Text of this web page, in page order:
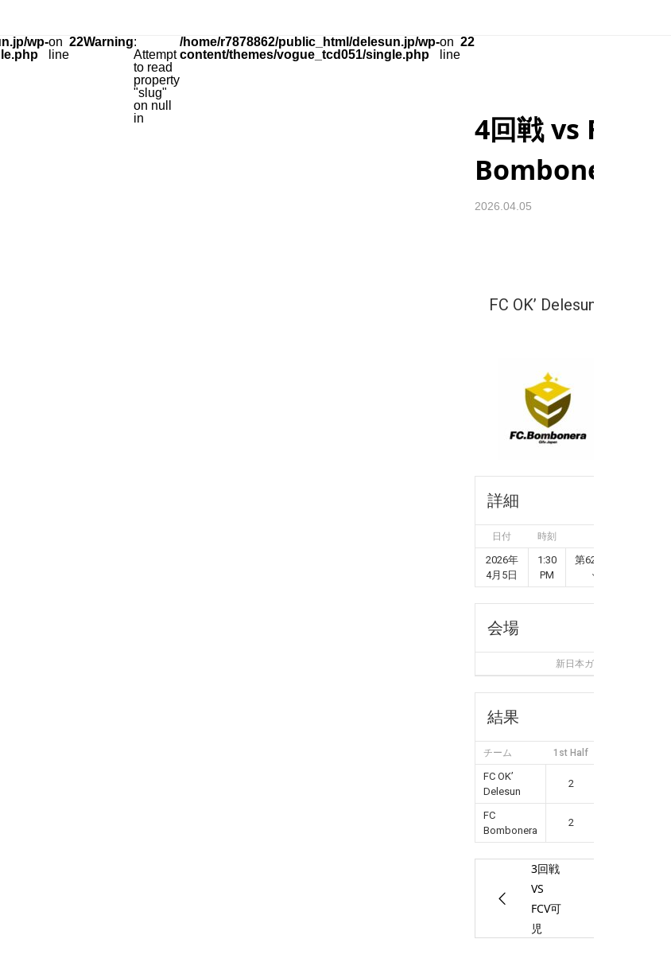
wp-on
line
22Warning:
Attempt
to read
property
"slug"
on null
in
/home/r7878862/public_html/delesun.jp/wp-
content/themes/vogue_tcd051/single.php
on
line
22
4回戦 vs FC
Bombonera
2026.04.05
FC OK’ Delesun
詳細
日付 時刻
2026年
4月5日
1:30
PM
第62回全国社会人サ
ッカー選手権
会場
新日本ガス球技メドウ
結果
チーム 1st Half
FC OK’
Delesun
2
FC
Bombonera
2
3回戦
VS
FCV可
児